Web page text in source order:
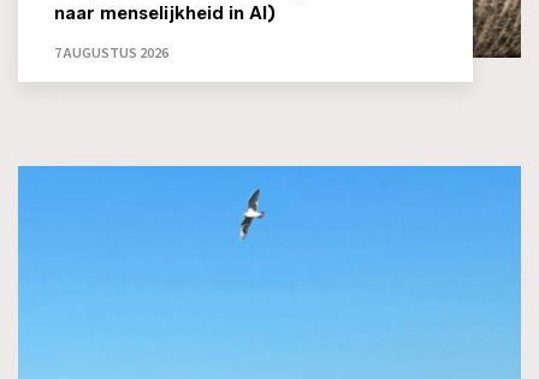
naar menselijkheid in AI)
7 AUGUSTUS 2026